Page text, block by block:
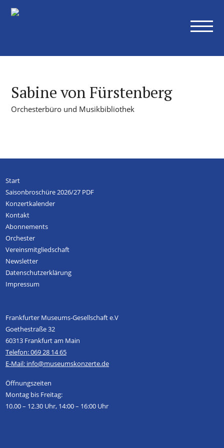
Abonnements
Orchester
Museumsorchester
Mitglieder
Orchesterakademie
Künstlerischer Leiter
Verein
Geschichte
Gremien
Sponsoren und Partner
Service
Kontakt
Newsletter
Programmarchiv
Impressum
Sabine von Fürstenberg
Orchesterbüro und Musikbibliothek
Start
Saisonbroschüre 2026/27 PDF
Konzertkalender
Kontakt
Abonnements
Orchester
Vereinsmitgliedschaft
Newsletter
Datenschutzerklärung
Impressum
Frankfurter Museums-Gesellschaft e.V
Goethestraße 32
60313 Frankfurt am Main
Telefon: 069 28 14 65
E-Mail: info@museumskonzerte.de
Öffnungszeiten
Montag bis Freitag:
10.00 – 12.30 Uhr, 14:00 – 16:00 Uhr